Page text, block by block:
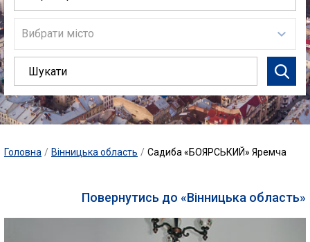
Вибрати місто
Головна / Вінницька область / Садиба «БОЯРСЬКИЙ» Яремча
Повернутись до «Вінницька область»